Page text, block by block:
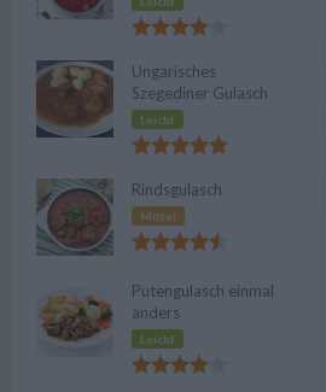
Ungarisches
Szegediner Gulasch
Leicht
Rindsgulasch
Mittel
Putengulasch einmal
anders
Leicht